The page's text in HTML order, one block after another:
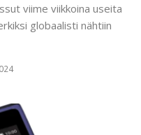
viime viikkoina useita
globaalisti nähtiin